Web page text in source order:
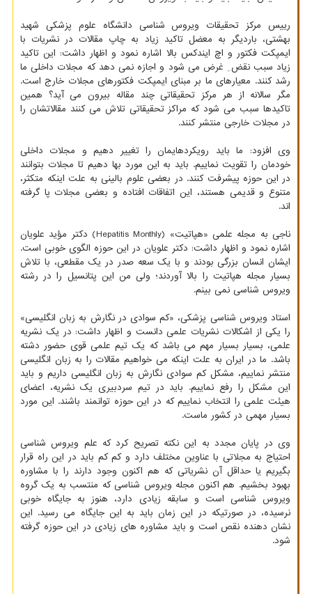
رییس مرکز تحقیقات ویروس شناسی دانشگاه علوم پزشکی شهید
بهشتی، باردیگر به معضل تاکید زیاد به چاپ مقالات در نشریات با
ایمپکت فکتور و اچ ایندکس بالا اشاره نمود و اظهار داشت: این تاکید
زیاد سبب نقض ِ غرض می شود و اجازه نمی دهد که مجلات داخلی ما
رشد کنند. معیارهای ما بر مبنای ایمپکت فکتورهای مجلات خارج است.
مگر سالانه از هر مرکز تحقیقاتی چند مقاله بیرون می آید؟ همین
تاکیدها سبب می شود که مراکز تحقیقاتی تلاش می کنند مقالاتشان را
در مجلات خارجی منتشر کنند.
وی افزود: ما باید رویکردهایمان را تغییر دهیم و مجلات داخلی
خودمان را تقویت نماییم. باید به این مورد بها دهیم تا مجلات بتوانند
در این حوزه پیشرفت کنند. در بعضی علوم بالینی به علت اینکه متکثر،
متنوع و قدیمی هستند، این اتفاقات افتاده و بعضی مجلات پا گرفته
اند.
ناجی به مجله علمی «هپاتیت» (Hepatitis Monthly) دکتر مؤید علویان
اشاره نمود و اظهار داشت: دکتر علویان در این حوزه الگوی خوبی است.
ایشان انسان بزرگی بودند و با یک سعه صدر در یک مقطعی، با تلاش
بسیار مجله هپاتیت را بالا آوردند؛ ولی من این پتانسیل را در رشته
ویروس شناسی نمی بینم.
استاد ویروس شناسی پزشکی، «کم سوادی در نگارش به زبان انگلیسی»
را یکی از اشکالات نشریات علمی دانست و اظهار داشت: در یک نشریه
علمی، بسیار بسیار مهم می باشد که یک تیم علمی قوی حضور دشته
باشد. ما در ایران به علت اینکه می خواهیم مقالات را به زبان انگلیسی
منتشر نماییم، مشکل کم سوادی نگارش به زبان انگلیسی داریم و باید
این مشکل را رفع نماییم. باید در تیم سردبیری یک نشریه، اعضای
هیئت علمی را انتخاب نماییم که در این حوزه توانمند باشند. این مورد
بسیار مهمی در کشور ماست.
وی در پایان مجدد به این نکته تصریح کرد که علم ویروس شناسی
احتیاج به مجلاتی با عناوین مختلف دارد و کم کم باید در این راه قرار
بگیریم یا حداقل آن نشریاتی که هم اکنون وجود دارند را با مشاوره
بهبود بخشیم. هم اکنون مجله ویروس شناسی که منتسب به یک گروه
ویروس شناسی است و سابقه زیادی دارد، هنوز به جایگاه خوبی
نرسیده، در صورتیکه در این زمان باید به این جایگاه می رسید. این
نشان دهنده نقص است و باید مشاوره های زیادی در این حوزه گرفته
شود.